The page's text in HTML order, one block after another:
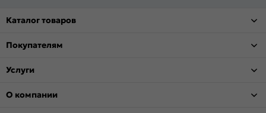
Каталог товаров
Покупателям
Услуги
О компании